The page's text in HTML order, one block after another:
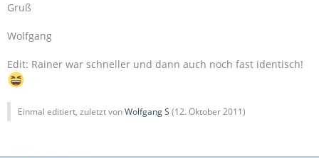
Gruß
Wolfgang
Edit: Rainer war schneller und dann auch noch fast identisch!
Einmal editiert, zuletzt vonWolfgang S (12. Oktober 2011)